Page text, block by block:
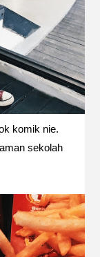
komik nie.
sekolah